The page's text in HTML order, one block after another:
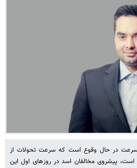
در حال وقوع است که سرعت تحولات از
پیشروی مخالفان اسد در روزهای اول این